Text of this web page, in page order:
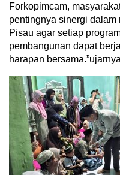
Forkopimcam,
pentingnya sinergi
Pisau agar setiap
pembangunan dapat
harapan